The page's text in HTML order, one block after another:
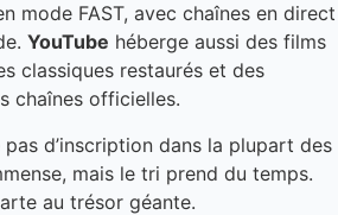
mode FAST, avec chaînes en direct
YouTube héberge aussi des films
classiques restaurés et des
chaînes officielles.
d’inscription dans la plupart des
mais le tri prend du temps.
au trésor géante.